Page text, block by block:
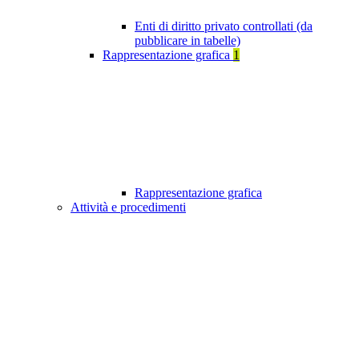
Enti di diritto privato controllati (da
pubblicare in tabelle)
Rappresentazione grafica 1
Rappresentazione grafica
Attività e procedimenti